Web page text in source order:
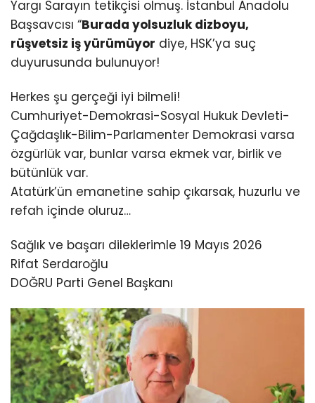
Yargı Sarayın tetikçisi olmuş. İstanbul Anadolu
Başsavcısı “Burada yolsuzluk dizboyu,
rüşvetsiz iş yürümüyor diye, HSK’ya suç
duyurusunda bulunuyor!
Herkes şu gerçeği iyi bilmeli!
Cumhuriyet-Demokrasi-Sosyal Hukuk Devleti-
Çağdaşlık-Bilim-Parlamenter Demokrasi varsa
özgürlük var, bunlar varsa ekmek var, birlik ve
bütünlük var.
Atatürk’ün emanetine sahip çıkarsak, huzurlu ve
refah içinde oluruz…
Sağlık ve başarı dileklerimle 19 Mayıs 2026
Rifat Serdaroğlu
DOĞRU Parti Genel Başkanı